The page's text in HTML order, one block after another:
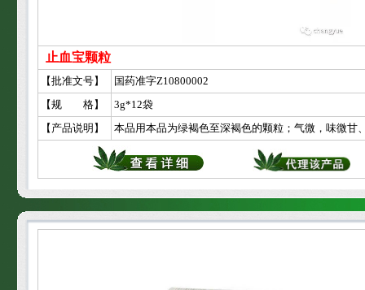
止血宝颗粒
【批准文号】
国药准字Z10800002
【规 格】
3g*12袋
【产品说明】